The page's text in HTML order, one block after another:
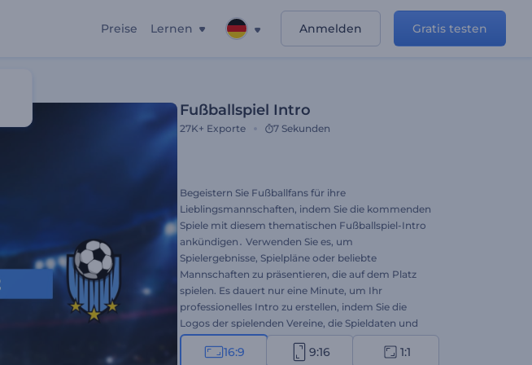
Preise Lernen Anmelden Gratis testen
Fußballspiel Intro
27K+ Exporte 7 Sekunden
Begeistern Sie Fußballfans für ihre
Lieblingsmannschaften, indem Sie die kommenden
Spiele mit diesem thematischen Fußballspiel-Intro
ankündigen․ Verwenden Sie es, um
Spielergebnisse, Spielpläne oder beliebte
Mannschaften zu präsentieren, die auf dem Platz
spielen. Es dauert nur eine Minute, um Ihr
professionelles Intro zu erstellen, indem Sie die
Logos der spielenden Vereine, die Spieldaten und
einen passenden Song einfügen, um die Zuschauer
anzustacheln. Perfekt geeignet für Spiel-Intros, TV-
16:9 9:16 1:1